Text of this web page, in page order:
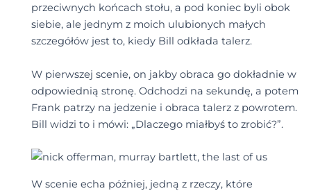
przeciwnych końcach stołu, a pod koniec byli obok
siebie, ale jednym z moich ulubionych małych
szczegółów jest to, kiedy Bill odkłada talerz.
W pierwszej scenie, on jakby obraca go dokładnie w
odpowiednią stronę. Odchodzi na sekundę, a potem
Frank patrzy na jedzenie i obraca talerz z powrotem.
Bill widzi to i mówi: „Dlaczego miałbyś to zrobić?”.
W scenie echa później, jedną z rzeczy, które